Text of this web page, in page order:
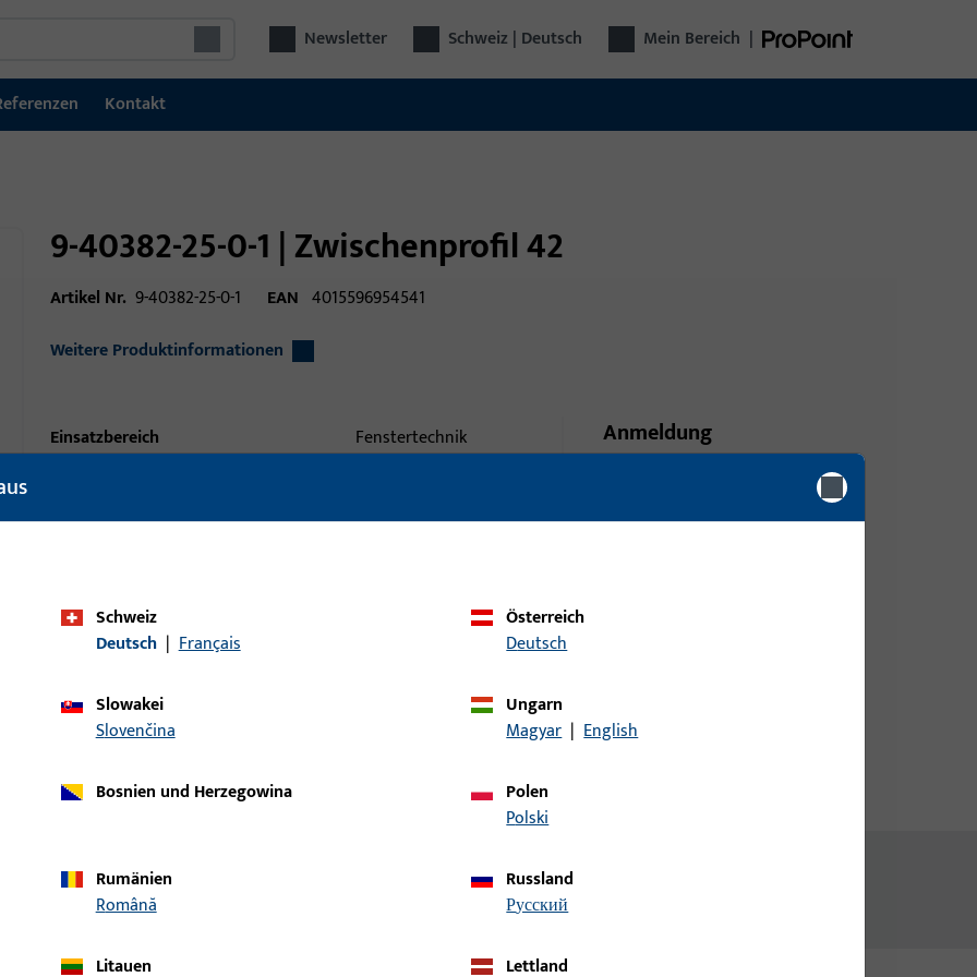
Newsletter Schweiz | Deutsch Mein Bereich |
Kontakt
9-40382-25-0-1 | Zwischenprofil 42
Artikel Nr. 9-40382-25-0-1 EAN 4015596954541
Weitere Produktinformationen
Einsatzbereich
Fenstertechnik
Einsatzsystem
GU-thermostep
Oberflächenbeschreibung
Bruttogewicht
Verpackungseinheit
Mindestbestelleinheit
Anmeldung
Bitte melden Sie sich mit Ihren
Kundendaten an um eine
Daten Downloads
Schweiz
Deutsch | Français
Österreich
Deutsch
Slowakei
Slovenčina
Ungarn
Magyar | English
Bosnien und Herzegowina
Polen
Polski
Rumänien
Română
Russland
русский
Litauen
Lettland